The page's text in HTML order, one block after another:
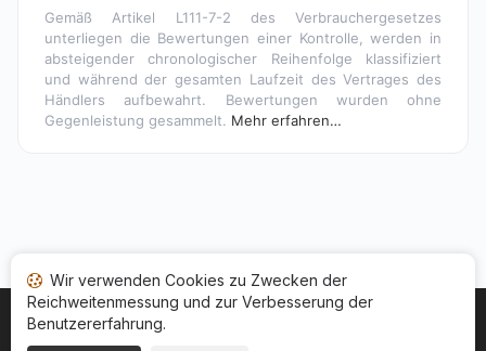
Gemäß Artikel L111-7-2 des Verbrauchergesetzes
unterliegen die Bewertungen einer Kontrolle, werden in
absteigender chronologischer Reihenfolge klassifiziert
und während der gesamten Laufzeit des Vertrages des
Händlers aufbewahrt. Bewertungen wurden ohne
Gegenleistung gesammelt. Mehr erfahren…
Startseite Ihr Bewertungsstatus
Wir verwenden Cookies zu Zwecken der
Reichweitenmessung und zur Verbesserung der
Benutzererfahrung.